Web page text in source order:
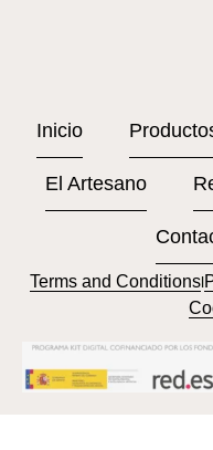
Inicio
El Artesano
Terms and Conditionsl